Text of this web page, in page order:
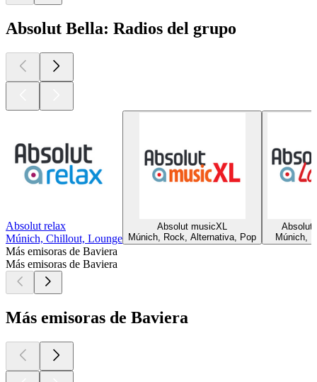
Absolut Bella: Radios del grupo
Absolut relax
Múnich, Chillout, Lounge
Absolut musicXL
Múnich, Rock, Alternativa, Pop
Absolut
Múnich,
Más emisoras de Baviera
Más emisoras de Baviera
Más emisoras de Baviera